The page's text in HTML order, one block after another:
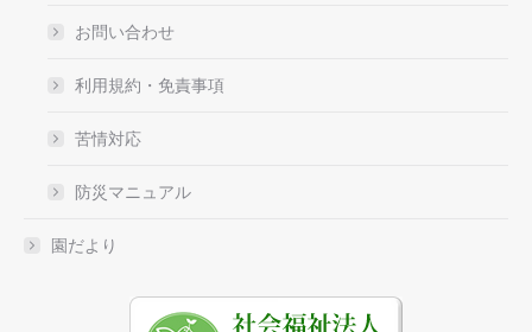
お問い合わせ
利用規約・免責事項
苦情対応
防災マニュアル
園だより